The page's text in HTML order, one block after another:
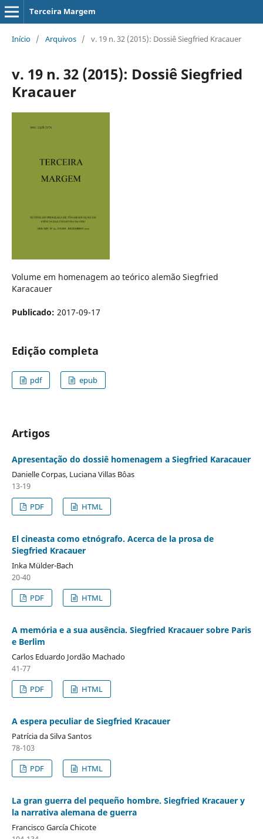
Terceira Margem
Início / Arquivos / v. 19 n. 32 (2015): Dossiê Siegfried Kracauer
v. 19 n. 32 (2015): Dossiê Siegfried
Kracauer
Volume em homenagem ao teórico alemão Siegfried
Karacauer
Publicado: 2017-09-17
Edição completa
pdf epub
Artigos
Apresentação do dossiê homenagem a Siegfried Karacauer
Danielle Corpas, Luciana Villas Bôas
13-19
PDF
HTML
El cineasta como etnógrafo. Acerca de la prosa de
Siegfried Kracauer
Inka Mülder-Bach
20-40
PDF
HTML
A memória e a sua ausência. Siegfried Kracauer sobre Paris
e Berlim
Carlos Eduardo Jordão Machado
41-77
PDF
HTML
A espera peculiar de Siegfried Kracauer
Patrícia da Silva Santos
78-103
PDF
HTML
La gran guerra del pequeño hombre. Siegfried Kracauer y
la narrativa alemana de guerra
Francisco García Chicote